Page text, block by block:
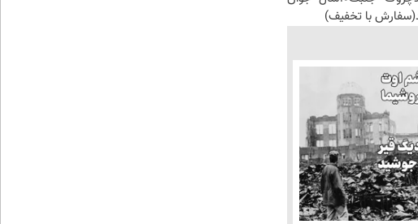
با تخفیف)